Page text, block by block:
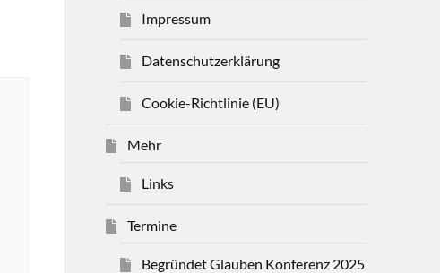
Impressum
Datenschutzerklärung
Cookie-Richtlinie (EU)
Mehr
Links
Termine
Begründet Glauben Konferenz 2025